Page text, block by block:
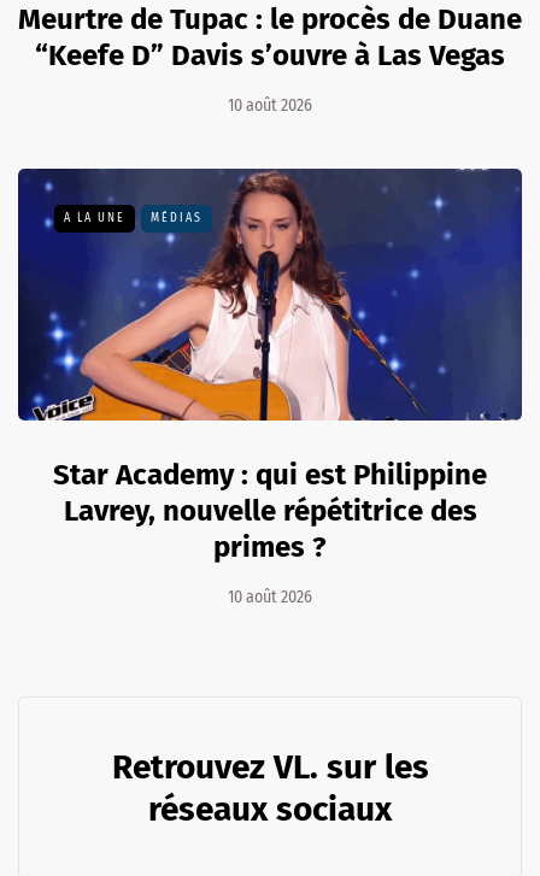
Meurtre de Tupac : le procès de Duane
“Keefe D” Davis s’ouvre à Las Vegas
10 août 2026
A LA UNE MÉDIAS
Star Academy : qui est Philippine
Lavrey, nouvelle répétitrice des
primes ?
10 août 2026
Retrouvez VL. sur les
réseaux sociaux